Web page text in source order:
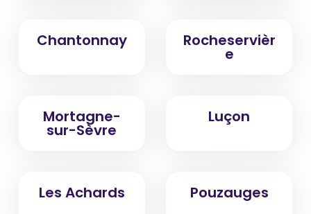
Chantonnay Rocheservièr
e
Mortagne-
sur-Sèvre
Luçon
Les Achards Pouzauges